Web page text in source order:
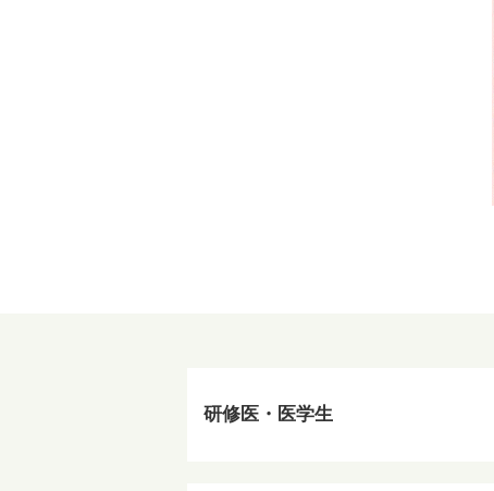
研修医・医学生